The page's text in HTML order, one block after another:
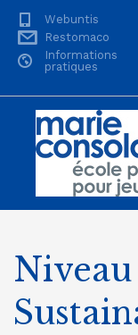
Webuntis
Restomaco
Informations
pratiques